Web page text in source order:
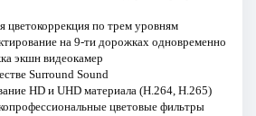
цветокоррекция по трем уровням
на 9-ти дорожках одновременно
экшн видеокамер
Surround Sound
HD и UHD материала (H.264, H.265)
цветовые фильтры